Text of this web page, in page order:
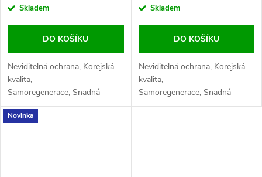
cena:Skladem
DO KOŠÍKU
Neviditelná ochrana, Korejská
kvalita,
Samoregenerace, Snadná
aplikace, Maximální
citlivost, Odolnost proti
cena:Skladem
DO KOŠÍKU
Neviditelná ochrana, Korejská
kvalita,
Samoregenerace, Snadná
aplikace, Maximální
Novinka